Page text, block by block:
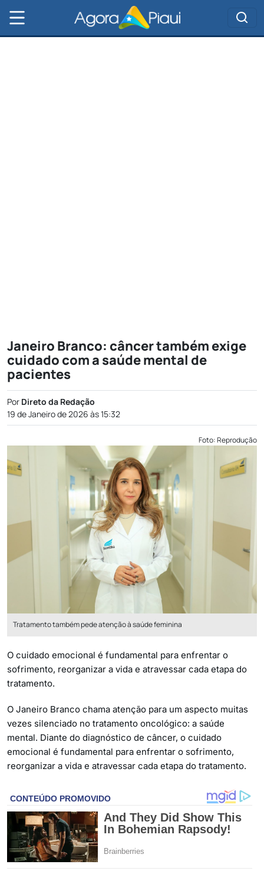
Janeiro Branco: câncer também exige
cuidado com a saúde mental de
pacientes
Por Direto da Redação
19 de Janeiro de 2026 às 15:32
Foto: Reprodução
Tratamento também pede atenção à saúde feminina
O cuidado emocional é fundamental para enfrentar o
sofrimento, reorganizar a vida e atravessar cada etapa do
tratamento.
O Janeiro Branco chama atenção para um aspecto muitas
vezes silenciado no tratamento oncológico: a saúde
mental. Diante do diagnóstico de câncer, o cuidado
emocional é fundamental para enfrentar o sofrimento,
reorganizar a vida e atravessar cada etapa do tratamento.